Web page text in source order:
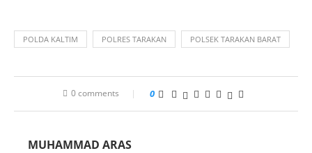
POLDA KALTIM POLRES TARAKAN POLSEK TARAKAN BARAT
0 comments 0
MUHAMMAD ARAS